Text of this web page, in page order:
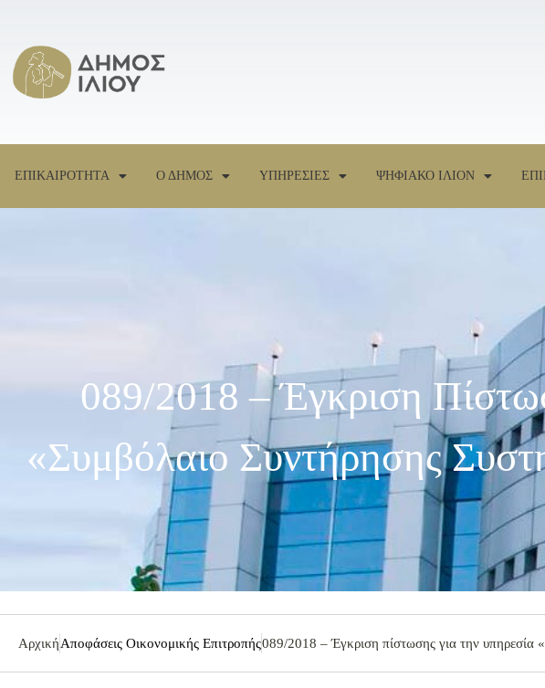
ΕΠΙΚΑΙΡΟΤΗΤΑ Ο ΔΗΜΟΣ ΥΠΗΡΕΣΙΕΣ ΨΗΦΙΑΚΟ ΙΛΙΟΝ
089/2018 – Έγκριση
«Συμβόλαιο Συντήρησης
ΑρχικήΑποφάσεις Οικονομικής Επιτροπής089/2018 – Έγκριση πίστωσης για την υπηρεσία